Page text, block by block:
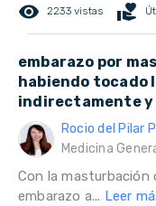
remove_red_eye 2233 vistas volunteer_activism
embarazo por
habiendo tocado
indirectamente y
Rocio del Pilar
Medicina
Con la masturbación
embarazo a... Leer